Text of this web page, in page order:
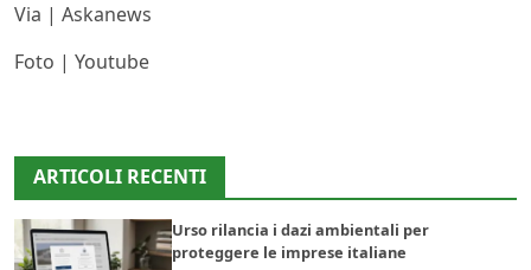
Via | Askanews
Foto | Youtube
ARTICOLI RECENTI
Urso rilancia i dazi ambientali per
proteggere le imprese italiane